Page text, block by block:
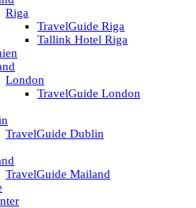
Riga
TravelGuide Riga
Tallink Hotel Riga
London
TravelGuide London
TravelGuide Dublin
TravelGuide Mailand